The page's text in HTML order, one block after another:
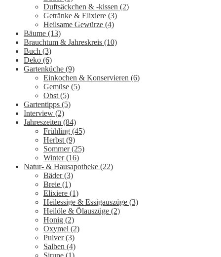
Duftsäckchen & -kissen (2)
Getränke & Elixiere (3)
Heilsame Gewürze (4)
Bäume (13)
Brauchtum & Jahreskreis (10)
Buch (3)
Deko (6)
Gartenküche (9)
Einkochen & Konservieren (6)
Gemüse (5)
Obst (5)
Gartentipps (5)
Interview (2)
Jahreszeiten (84)
Frühling (45)
Herbst (9)
Sommer(25)
Winter(16)
Natur- & Hausapotheke (22)
Bäder(3)
Breie (1)
Elixiere (1)
Heilessige & Essigauszüge (3)
Heilöle & Ölauszüge (2)
Honig (2)
Oxymel (2)
Pulver(3)
Salben (4)
Sirupe (1)